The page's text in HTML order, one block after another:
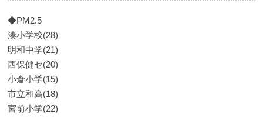
◆PM2.5
湊小学校(28)
明和中学(21)
西保健セ(20)
小倉小学(15)
市立和高(18)
宮前小学(22)